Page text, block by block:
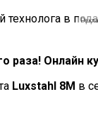
раза! Онлайн
Luxstahl 8М в